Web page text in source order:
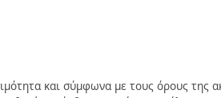
και σύμφωνα με τους όρους της